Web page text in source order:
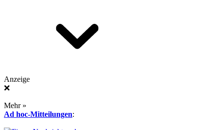
Anzeige
❌
Mehr »
Ad hoc-Mitteilungen: